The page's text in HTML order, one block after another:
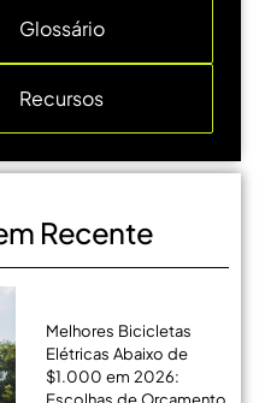
Glossário
Recursos
Recente
Melhores Bicicletas
Elétricas Abaixo de
$1.000 em 2026:
Escolhas de Orçamento